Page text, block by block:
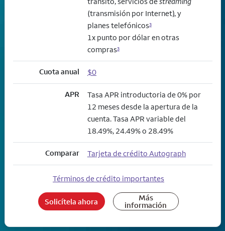
(transmisión por Internet), y
planes telefónicos3
1x punto por dólar en otras
compras3
Cuota anual $0
APR
Tasa APR introductoria de 0% por
12 meses desde la apertura de la
cuenta. Tasa APR variable del
18.49%, 24.49% o 28.49%
Comparar Tarjeta de crédito Autograph
Términos de crédito importantes
Solicítela ahora Más
información